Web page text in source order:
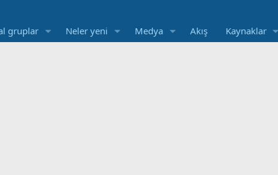
gruplar Neler yeni Medya Akış Kaynaklar